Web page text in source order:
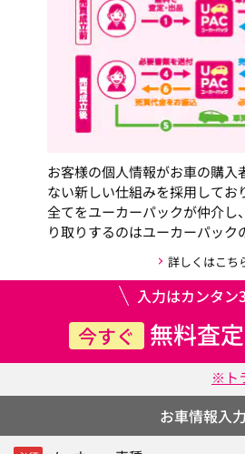
お客様の個人情報がお車の購入
ない新しい仕組みを採用してお
全てをユーカーパックが仲介し
り取りするのはユーカーパック
詳しくはこち
入力はカンタン
今すぐ 無料査
※ト
お車情報入力